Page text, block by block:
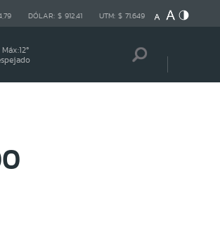
DÓLAR: $ 912,41 UTM: $ 71.649
Máx:12º